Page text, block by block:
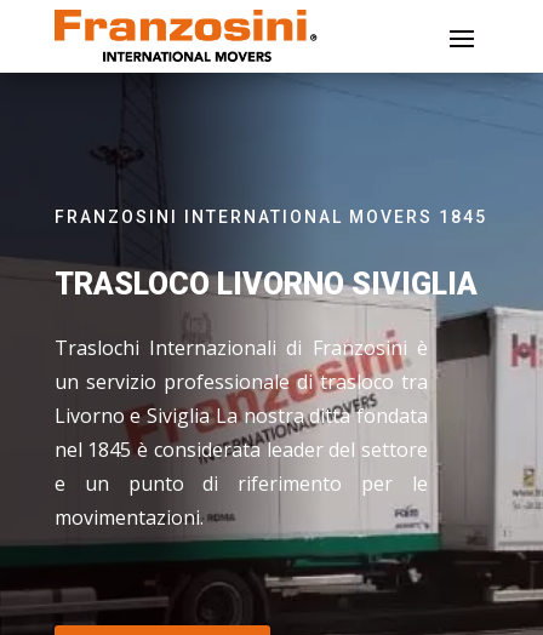
FRANZOSINI INTERNATIONAL MOVERS 1845
TRASLOCO LIVORNO SIVIGLIA
Traslochi Internazionali di Franzosini è
un servizio professionale di trasloco tra
Livorno e Siviglia La nostra ditta fondata
nel 1845 è considerata leader del settore
e un punto di riferimento per le
movimentazioni.